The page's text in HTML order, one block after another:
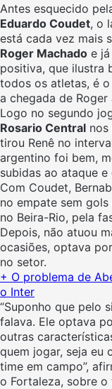
Antes esquecido
Eduardo Coudet, o
está cada vez mais
Roger Machado e
positiva, que ilustra
todos os atletas, é
a chegada de Roger
Logo no segundo
Rosario Central
tirou Renê no
argentino foi bem,
subidas ao ataque
Com Coudet,
no empate sem
no Beira-Rio, pela
Depois, não atuou
ocasiões, optava
no setor.
+ O problema de
o Inter
“Suponho que pelo
falava. Ele optava
outras
quem jogar, seja eu
time em campo”,
o Fortaleza, sobre